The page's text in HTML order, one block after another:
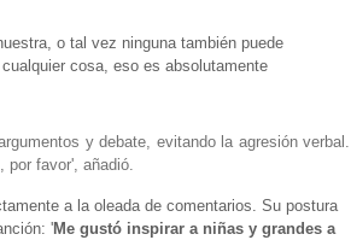
o tal vez ninguna también puede
cosa, eso es absolutamente
y debate, evitando la agresión verbal.
por favor', añadió.
a la oleada de comentarios. Su postura
'Me gustó inspirar a niñas y grandes a